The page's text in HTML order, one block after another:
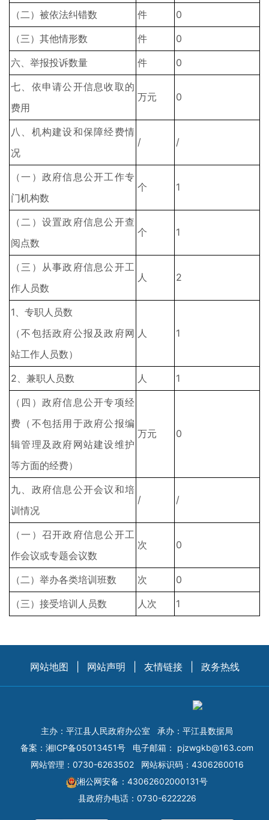
（二）被依法纠错数 件
0
（三）其他情形数
件
0
六、举报投诉数量
件
0
七、依申请公开信息收取的
费用
万元 0
八、机构建设和保障经费情
况
/ /
（一）政府信息公开工作专
门机构数
个 1
（二）设置政府信息公开查
阅点数
个 1
（三）从事政府信息公开工
作人员数
人 2
1、专职人员数
（不包括政府公报及政府网
站工作人员数）
人 1
2、兼职人员数 人
1
（四）政府信息公开专项经
费（不包括用于政府公报编
辑管理及政府网站建设维护
等方面的经费）
万元 0
九、政府信息公开会议和培
训情况
/ /
（一）召开政府信息公开工
作会议或专题会议数
次 0
（二）举办各类培训班数 次
0
（三）接受培训人员数
人次 1
网站地图 网站声明 友情链接 政务热线
主办：平江县人民政府办公室
承办：平江县数据局
备案： 湘ICP备05013451号 电子邮箱： pjzwgkb@163.com
网站管理：0730-6263502
网站标识码：4306260016
湘公网安备：43062602000131号
县政府办电话：0730-6222226